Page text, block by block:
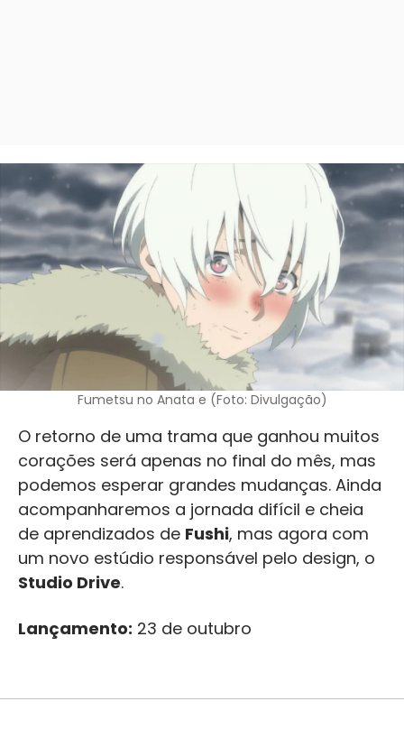
Fumetsu no Anata e (Foto: Divulgação)
O retorno de uma trama que ganhou muitos
corações será apenas no final do mês, mas
podemos esperar grandes mudanças. Ainda
acompanharemos a jornada difícil e cheia
de aprendizados de Fushi, mas agora com
um novo estúdio responsável pelo design, o
Studio Drive.
Lançamento: 23 de outubro